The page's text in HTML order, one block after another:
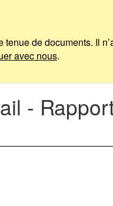
de documents. Il
avec nous.
-